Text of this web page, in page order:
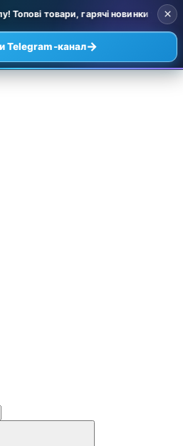
товари, гарячі новинки та уцінка
Telegram-канал→
×